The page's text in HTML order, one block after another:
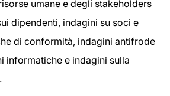
umane e degli stakeholders
dipendenti, indagini su soci e
di conformità, indagini antifrode
informatiche e indagini sulla